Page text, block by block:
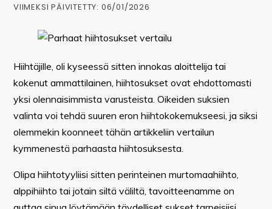
VIIMEKSI PÄIVITETTY: 06/01/2026
Hiihtäjille, oli kyseessä sitten innokas aloittelija tai
kokenut ammattilainen, hiihtosukset ovat ehdottomasti
yksi olennaisimmista varusteista. Oikeiden suksien
valinta voi tehdä suuren eron hiihtokokemukseesi, ja siksi
olemmekin koonneet tähän artikkeliin vertailun
kymmenestä parhaasta hiihtosuksesta.
Olipa hiihtotyyliisi sitten perinteinen murtomaahiihto,
alppihiihto tai jotain siltä väliltä, tavoitteenamme on